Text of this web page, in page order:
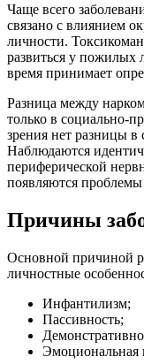
Чаще всего
связано с влиянием
личности.
развиться у пожилых
время принимает
Разница между
только в социально-
зрения нет разницы в
Наблюдаются
периферической
появляются
Причины
Основной причиной
личностные
Инфантилизм;
Пассивность;
Эмоциональная